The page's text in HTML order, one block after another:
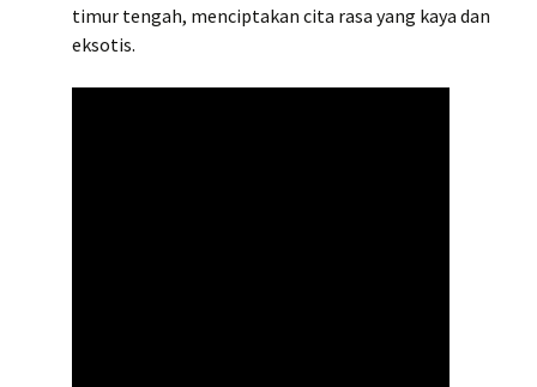
timur tengah, menciptakan cita rasa yang kaya dan
eksotis.